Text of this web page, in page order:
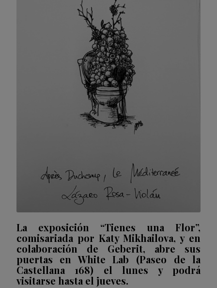
La exposición “Tienes una Flor”,
comisariada por Katy Mikhailova, y en
colaboración de Geberit, abre sus
puertas en White Lab (Paseo de la
Castellana 168) el lunes y podrá
visitarse hasta el jueves.